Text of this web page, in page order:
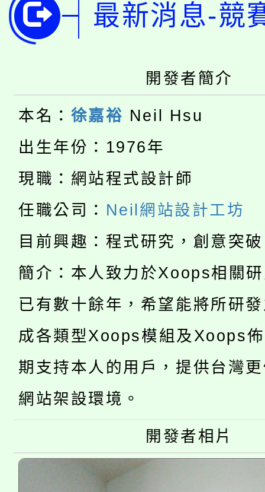
開!
115年桃園市運動會8/
視費優惠，中低收入戶
半價優惠，詳情可洽有
者。
大園自造教育及科技
份教師增能研習
大溪自造教育及科技中
份教師研習
淨零綠生活教案入校路
會
115年食農教育專業人
程
場熱烈登場!
YOUNG桃局內行報名
8月14至27日，桃園電
開!
115年桃園市運動會8/
田徑場及游泳池舉行。
桃園市低收入戶享有免
視費優惠，中低收入戶
半價優惠，詳情可洽有
大園自造教育及科技中
份教師增能研習
大溪自造教育及科技中
份教師研習
淨零綠生活教案入校路
會
115年食農教育專業人
最新消息-競
開發者簡介
本名： 徐嘉裕 Neil Hsu
出生年份：1976年
現職：網站程式設計師
任職公司： Neil網站設計工坊
目前興趣：程式研究，創意突
簡介：本人致力於Xoops相關
已有數十餘年，希望能將所研
成各類型Xoops模組及Xoops
期支持本人的用戶，提供台灣
網站架設環境。
開發者相片